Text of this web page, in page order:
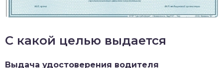
С какой целью выдается
Выдача удостоверения водителя